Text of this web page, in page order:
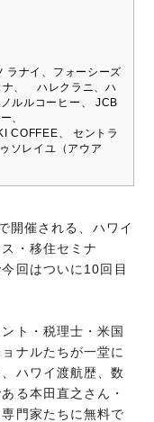
ラナイ、フォーシーズ
ナ、 ハレクラニ、ハ
ルルコーヒー、 JCB
、
COFFEE、 セントラ
ソレイユ（アウア
開催される、ハワイ
・移住セミナ
回はついに10回目
ト・税理士・米国
ナルたちが一堂に
ハワイ渡航歴、数
る本田直之さん・
門家たちに無料で